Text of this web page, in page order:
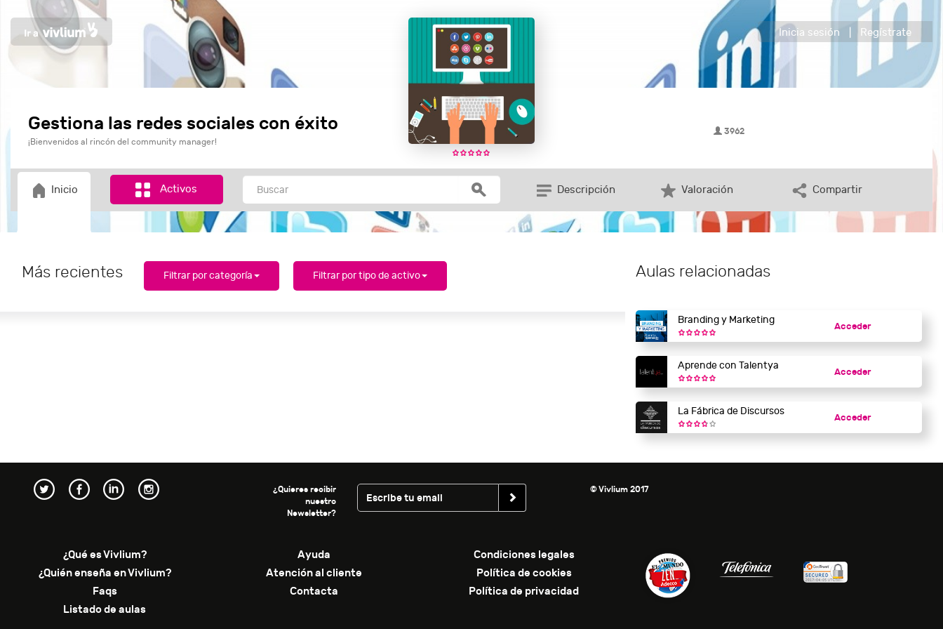
Inicia sesión Regístrate
Gestiona las redes sociales con éxito
¡Bienvenidos al rincón del community manager!
3962
Inicio Activos Descripción Valoración Compartir
Más recientes Filtrar por categoría Filtrar por tipo de activo Aulas relacionadas
Branding y Marketing
Acceder
Aprende con Talentya
Acceder
La Fábrica de Discursos
Acceder
¿Quieres recibir
nuestro
Newsletter?
© Vivlium 2017
¿Qué es Vivlium? Ayuda
Condiciones legales
¿Quién enseña en Vivlium?
Atención al cliente
Política de cookies
Faqs
Contacta
Política de privacidad
Listado de aulas